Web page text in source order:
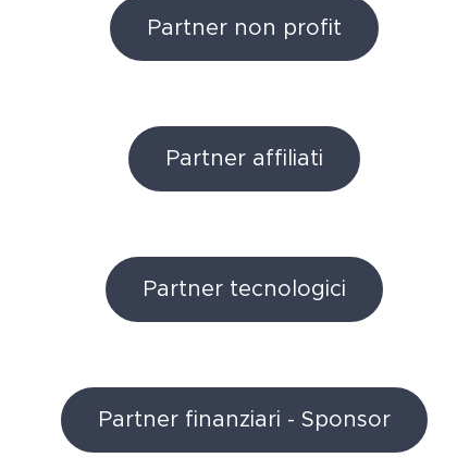
Partner non profit
Partner affiliati
Partner tecnologici
Partner finanziari - Sponsor